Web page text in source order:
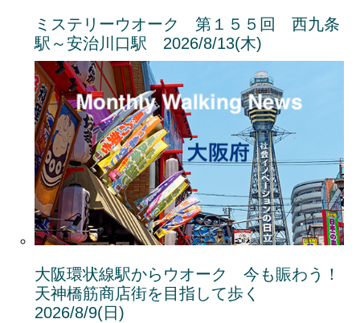
ミステリーウオーク 第１５５回 西九条
駅～安治川口駅 2026/8/13(木)
大阪環状線駅からウオーク 今も賑わう！
天神橋筋商店街を目指して歩く
2026/8/9(日)